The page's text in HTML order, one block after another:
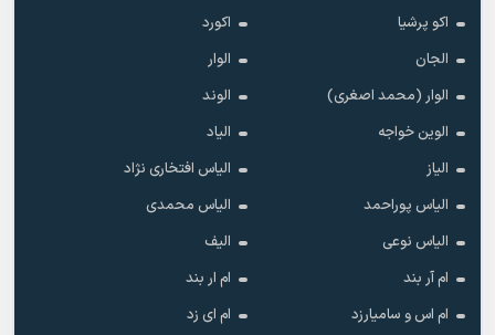
اکو پرشیا
اکورد
الجان
الوار
الوار (محمد اصغری)
الوند
الوین خواجه
الیاد
الیاز
الیاس افتخاری نژاد
الیاس پوراحمد
الیاس محمدی
الیاس نوعی
الیف
ام آر بند
ام ار بند
ام اس و سامیارزد
ام ای زد